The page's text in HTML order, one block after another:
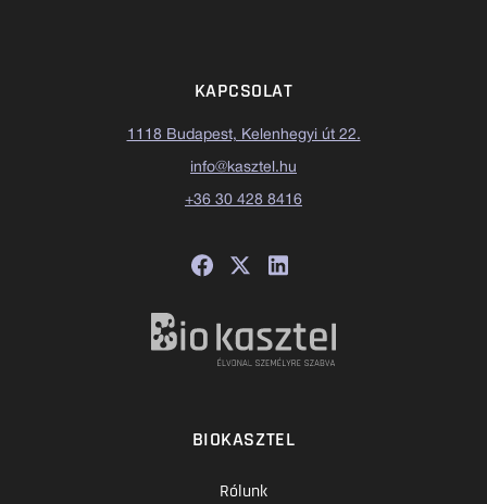
KAPCSOLAT
1118 Budapest, Kelenhegyi út 22.
info@kasztel.hu
+36 30 428 8416
BIOKASZTEL
Rólunk